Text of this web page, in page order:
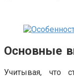
Основные
Учитывая, что